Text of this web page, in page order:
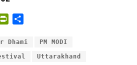
i
n
a
Dhami PM MODI
Uttarakhand